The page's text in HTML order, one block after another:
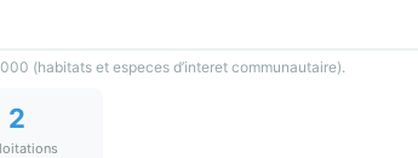
(habitats et especes d’interet communautaire).
2